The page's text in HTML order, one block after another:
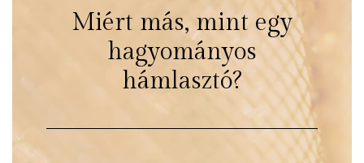
Miért más, mint egy
hagyományos
hámlasztó?